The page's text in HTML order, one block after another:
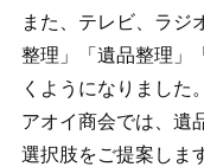
また、テレビ、ラジ
整理」「遺品整理」
くようになりました。
アオイ商会では、遺
選択肢をご提案しま